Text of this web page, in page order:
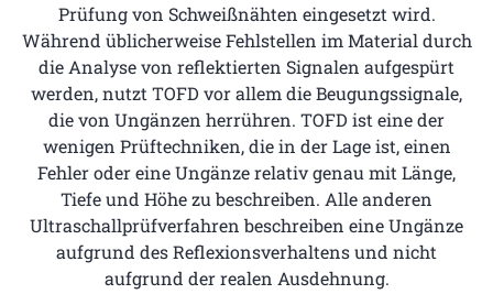
Prüfung von Schweißnähten eingesetzt wird.
Während üblicherweise Fehlstellen im Material durch
die Analyse von reflektierten Signalen aufgespürt
werden, nutzt TOFD vor allem die Beugungssignale,
die von Ungänzen herrühren. TOFD ist eine der
wenigen Prüftechniken, die in der Lage ist, einen
Fehler oder eine Ungänze relativ genau mit Länge,
Tiefe und Höhe zu beschreiben. Alle anderen
Ultraschallprüfverfahren beschreiben eine Ungänze
aufgrund des Reflexionsverhaltens und nicht
aufgrund der realen Ausdehnung.